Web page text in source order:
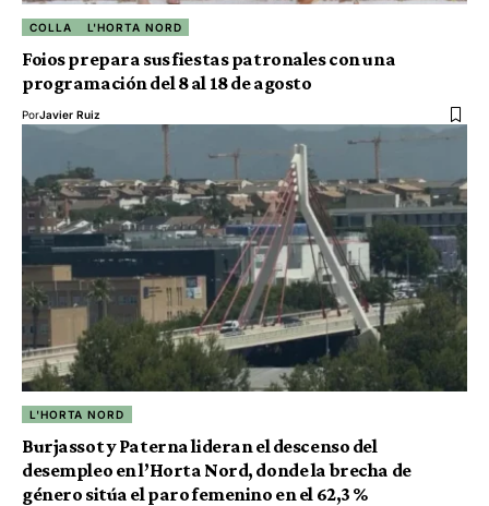
COLLA L'HORTA NORD
Foios prepara sus fiestas patronales con una
programación del 8 al 18 de agosto
PorJavier Ruiz
L'HORTA NORD
Burjassot y Paterna lideran el descenso del
desempleo en l’Horta Nord, donde la brecha de
género sitúa el paro femenino en el 62,3 %